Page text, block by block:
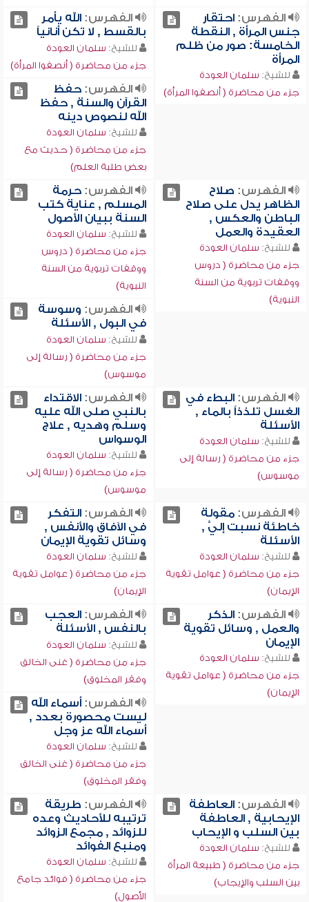
الفهرس:احتقار
جنس المرأة , النقطة
الخامسة: صور من ظلم
المرأة
للشيخ: سلمان العودة
جزء من محاضرة ( أنصفوا المرأة)
الفهرس:الله يأمر
بالقسط , لا تكن أنانياً
للشيخ: سلمان العودة
جزء من محاضرة ( أنصفوا المرأة)
الفهرس:حفظ
القرآن والسنة , حفظ
الله لنصوص دينه
للشيخ: سلمان العودة
جزء من محاضرة ( حديث مع
بعض طلبة العلم)
الفهرس: صلاح
الظاهر يدل على صلاح
الباطن والعكس ,
العقيدة والعمل
للشيخ: سلمان العودة
جزء من محاضرة ( دروس
ووقفات تربوية من السنة
النبوية)
الفهرس:حرمة
المسلم , عناية كتب
السنة ببيان الأصول
للشيخ: سلمان العودة
جزء من محاضرة ( دروس
ووقفات تربوية من السنة
النبوية)
الفهرس: وسوسة
في البول , الأسئلة
للشيخ: سلمان العودة
جزء من محاضرة ( رسالة إلى
موسوس)
الفهرس:البطء في
الغسل تلذذاً بالماء ,
الأسئلة
للشيخ: سلمان العودة
جزء من محاضرة ( رسالة إلى
موسوس)
الفهرس:الاقتداء
بالنبي صلى الله عليه
وسلم وهديه , علاج
الوسواس
للشيخ: سلمان العودة
جزء من محاضرة ( رسالة إلى
موسوس)
الفهرس:مقولة
خاطئة نسبت إليَّ ,
الأسئلة
للشيخ: سلمان العودة
جزء من محاضرة ( عوامل تقوية
الإيمان)
الفهرس:التفكر
في الآفاق والأنفس ,
وسائل تقوية الإيمان
للشيخ: سلمان العودة
جزء من محاضرة ( عوامل تقوية
الإيمان)
الفهرس:الذكر
والعمل , وسائل تقوية
الإيمان
للشيخ: سلمان العودة
جزء من محاضرة ( عوامل تقوية
الإيمان)
الفهرس:العجب
بالنفس , الأسئلة
للشيخ: سلمان العودة
جزء من محاضرة ( غنى الخالق
وفقر المخلوق)
الفهرس:أسماء الله
ليست محصورة بعدد ,
أسماء الله عز وجل
للشيخ: سلمان العودة
جزء من محاضرة ( غنى الخالق
وفقر المخلوق)
الفهرس:العاطفة
الإيحابية , العاطفة
بين السلب و الإيحاب
للشيخ: سلمان العودة
جزء من محاضرة ( طبيعة المرأة
بين السلب والإيجاب)
الفهرس: طريقة
ترتيبه للأحاديث وعده
للزوائد , مجمع الزوائد
ومنبع الفوائد
للشيخ: سلمان العودة
جزء من محاضرة ( فوائد جامع
الأصول)